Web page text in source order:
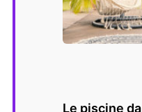
Le piscine